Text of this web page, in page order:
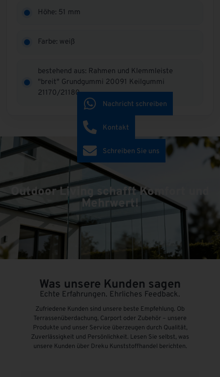
Höhe: 51 mm
Farbe: weiß
bestehend aus: Rahmen und Klemmleiste
"breit" Grundgummi 20091 Keilgummi
21170/21180
Outdoor Living schafft Komfort und
Mehrwert!
Was unsere Kunden sagen
Echte Erfahrungen. Ehrliches Feedback.
Zufriedene Kunden sind unsere beste Empfehlung. Ob
Terrassenüberdachung, Carport oder Zubehör – unsere
Produkte und unser Service überzeugen durch Qualität,
Zuverlässigkeit und Persönlichkeit. Lesen Sie selbst, was
unsere Kunden über Dreku Kunststoffhandel berichten.
Nachricht schreiben
Kontakt
Schreiben Sie uns